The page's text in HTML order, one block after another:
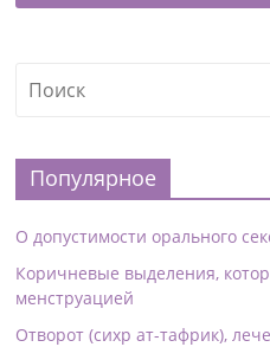
Популярное
О допустимости орального
Коричневые выделения,
менструацией
Отворот (сихр ат-тафрик),